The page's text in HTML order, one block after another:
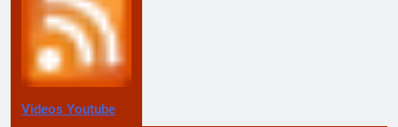
Videos Youtube